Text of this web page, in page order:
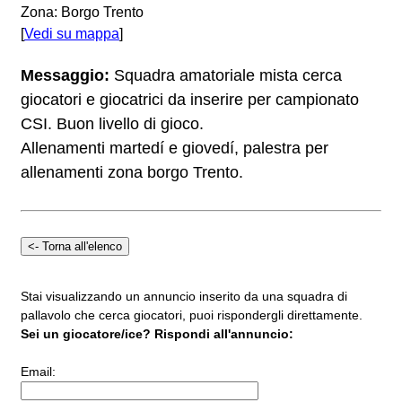
Zona: Borgo Trento
[Vedi su mappa]
Messaggio: Squadra amatoriale mista cerca
giocatori e giocatrici da inserire per campionato
CSI. Buon livello di gioco.
Allenamenti martedí e giovedí, palestra per
allenamenti zona borgo Trento.
Stai visualizzando un annuncio inserito da una squadra di
pallavolo che cerca giocatori, puoi rispondergli direttamente.
Sei un giocatore/ice? Rispondi all'annuncio:
Email: